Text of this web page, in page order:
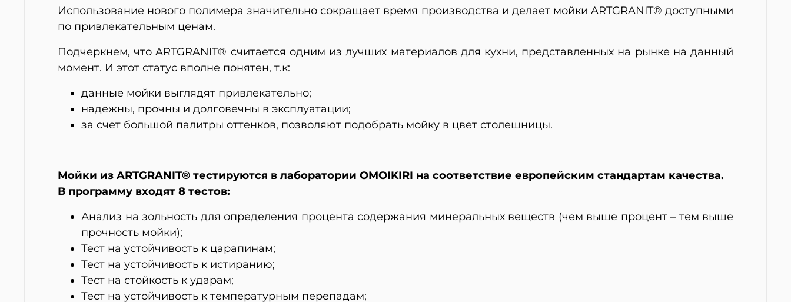
Использование нового полимера значительно сокращает время производства и делает мойки ARTGRANIT® доступными
по привлекательным ценам.
Подчеркнем, что ARTGRANIT® считается одним из лучших материалов для кухни, представленных на рынке на данный
момент. И этот статус вполне понятен, т.к:
данные мойки выглядят привлекательно;
надежны, прочны и долговечны в эксплуатации;
за счет большой палитры оттенков, позволяют подобрать мойку в цвет столешницы.
Мойки из ARTGRANIT® тестируются в лаборатории OMOIKIRI на соответствие европейским стандартам качества.
В программу входят 8 тестов:
Анализ на зольность для определения процента содержания минеральных веществ (чем выше процент – тем выше
прочность мойки);
Тест на устойчивость к царапинам;
Тест на устойчивость к истиранию;
Тест на стойкость к ударам;
Тест на устойчивость к температурным перепадам;